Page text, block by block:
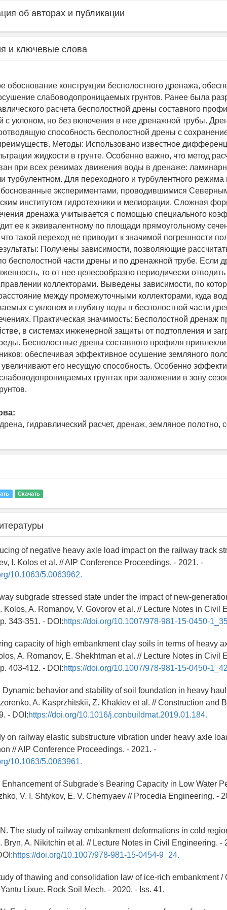
об авторах и публикации
и ключевые слова
обоснование конструкции бесполостного дренажа,
слабоводопроницаемых грунтов. Ранее была
расчета бесполостной дрены составного
с уклоном, но без включения в нее дренажной трубы.
способность бесполостной дрены с
Методы: Использовано известное
жидкости в грунте. Особенно важно, что метод
при всех режимах движения воды в дренаже:
турбулентном. Для переходного и турбулентного
экспериментами, проводившимися
институтом гидротехники и мелиорации. Сложная
дренажа учитывается с помощью специального
ее к эквивалентному по площади прямоугольному
такой переход не приводит к значимой погрешности
Получены зависимости, позволяющие
бесполостной части дрены и по дренажной трубе. Если
то от нее целесообразно периодически
коллекторами. Выведены зависимости, по
между промежуточными коллекторами, куда
с уклоном и глубину воды в бесполостной части
Практическая значимость: Бесполостной дренаж
в системах инженерной защиты от подтопления и
Бесполостные дрены составного профиля
обеспечивая эффективное осушение земляного
его несущую способность. Особенно
грунтах при заложении в зону
гидравлический расчет, дренаж, земляное полотно,
Скачать
of negative heavy axle load impact on the railway track
I. Kolos et al. // AIP Conference Proceedings. - 2021. -
10.1063/5.0063962.
subgrade stressed state under the impact of new-
Kolos, A. Romanov, V. Govorov et al. // Lecture Notes in Civil
343-351. - DOI:https://doi.org/10.1007/978-981-15-0450-
capacity of high embankment clay soils in terms of heavy
A. Romanov, E. Shekhtman et al. // Lecture Notes in Civil
403-412. - DOI:https://doi.org/10.1007/978-981-15-0450-
Dynamic behavior and stability of soil foundation in heavy
A. Kasprzhitskii, Z. Khakiev et al. // Construction and
- DOI:https://doi.org/10.1016/j.conbuildmat.2019.01.184.
on railway elastic substructure vibration under heavy axle
// AIP Conference Proceedings. - 2021. -
10.1063/5.0063961.
of Subgrade's Bearing Capacity in Low Water
V. I. Shtykov, E. V. Chernyaev // Procedia Engineering. -
The study of railway embankment deformations in cold
Bryn, A. Nikitchin et al. // Lecture Notes in Civil Engineering. -
https://doi.org/10.1007/978-981-15-0454-9_24.
of thawing and consolidation law of ice-rich embankment /
Lixue. Rock Soil Mech. - 2020. - Iss. 41.